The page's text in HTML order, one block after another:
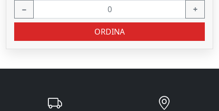
− +
ORDINA